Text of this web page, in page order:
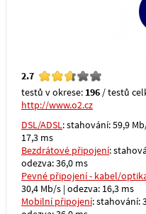
2.7
testů v okrese: 196 / testů
http://www.o2.cz
DSL/ADSL: stahování: 59,9
17,3 ms
Bezdrátové připojení:
odezva: 36,0 ms
Pevné připojení - kabel/
30,4 Mb/s | odezva: 16,3 ms
Mobilní připojení: stahování: